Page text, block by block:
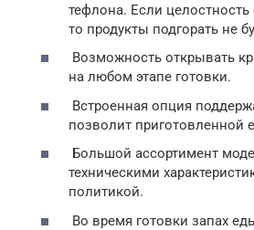
тефлона. Если
то продукты подгорать не
Возможность открывать
на любом этапе готовки.
Встроенная опция
позволит приготовленной
Большой ассортимент
техническими
политикой.
Во время готовки запах